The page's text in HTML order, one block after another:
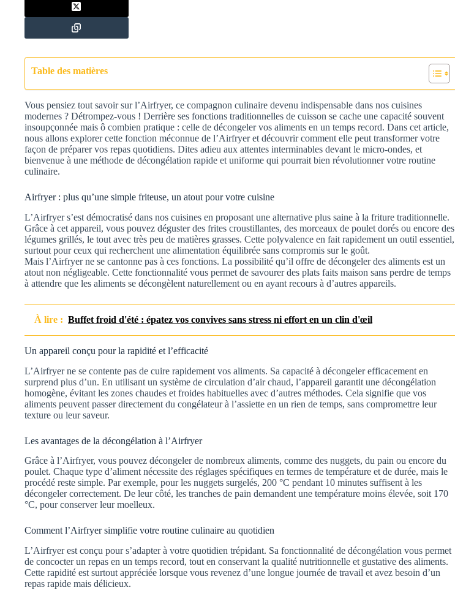
Table des matières
Vous pensiez tout savoir sur l’Airfryer, ce compagnon culinaire devenu indispensable dans nos cuisines
modernes ? Détrompez-vous ! Derrière ses fonctions traditionnelles de cuisson se cache une capacité souvent
insoupçonnée mais ô combien pratique : celle de décongeler vos aliments en un temps record. Dans cet article,
nous allons explorer cette fonction méconnue de l’Airfryer et découvrir comment elle peut transformer votre
façon de préparer vos repas quotidiens. Dites adieu aux attentes interminables devant le micro-ondes, et
bienvenue à une méthode de décongélation rapide et uniforme qui pourrait bien révolutionner votre routine
culinaire.
Airfryer : plus qu’une simple friteuse, un atout pour votre cuisine
L’Airfryer s’est démocratisé dans nos cuisines en proposant une alternative plus saine à la friture traditionnelle.
Grâce à cet appareil, vous pouvez déguster des frites croustillantes, des morceaux de poulet dorés ou encore des
légumes grillés, le tout avec très peu de matières grasses. Cette polyvalence en fait rapidement un outil essentiel,
surtout pour ceux qui recherchent une alimentation équilibrée sans compromis sur le goût.
Mais l’Airfryer ne se cantonne pas à ces fonctions. La possibilité qu’il offre de décongeler des aliments est un
atout non négligeable. Cette fonctionnalité vous permet de savourer des plats faits maison sans perdre de temps
à attendre que les aliments se décongèlent naturellement ou en ayant recours à d’autres appareils.
À lire : Buffet froid d'été : épatez vos convives sans stress ni effort en un clin d'œil
Un appareil conçu pour la rapidité et l’efficacité
L’Airfryer ne se contente pas de cuire rapidement vos aliments. Sa capacité à décongeler efficacement en
surprend plus d’un. En utilisant un système de circulation d’air chaud, l’appareil garantit une décongélation
homogène, évitant les zones chaudes et froides habituelles avec d’autres méthodes. Cela signifie que vos
aliments peuvent passer directement du congélateur à l’assiette en un rien de temps, sans compromettre leur
texture ou leur saveur.
Les avantages de la décongélation à l’Airfryer
Grâce à l’Airfryer, vous pouvez décongeler de nombreux aliments, comme des nuggets, du pain ou encore du
poulet. Chaque type d’aliment nécessite des réglages spécifiques en termes de température et de durée, mais le
procédé reste simple. Par exemple, pour les nuggets surgelés, 200 °C pendant 10 minutes suffisent à les
décongeler correctement. De leur côté, les tranches de pain demandent une température moins élevée, soit 170
°C, pour conserver leur moelleux.
Comment l’Airfryer simplifie votre routine culinaire au quotidien
L’Airfryer est conçu pour s’adapter à votre quotidien trépidant. Sa fonctionnalité de décongélation vous permet
de concocter un repas en un temps record, tout en conservant la qualité nutritionnelle et gustative des aliments.
Cette rapidité est surtout appréciée lorsque vous revenez d’une longue journée de travail et avez besoin d’un
repas rapide mais délicieux.